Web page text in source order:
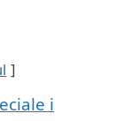
i